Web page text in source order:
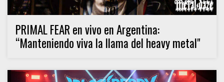
PRIMAL FEAR en vivo en Argentina:
“Manteniendo viva la llama del heavy metal"